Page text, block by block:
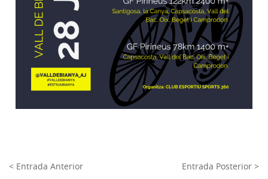
< Entrada Anterior Entrada Posterior >